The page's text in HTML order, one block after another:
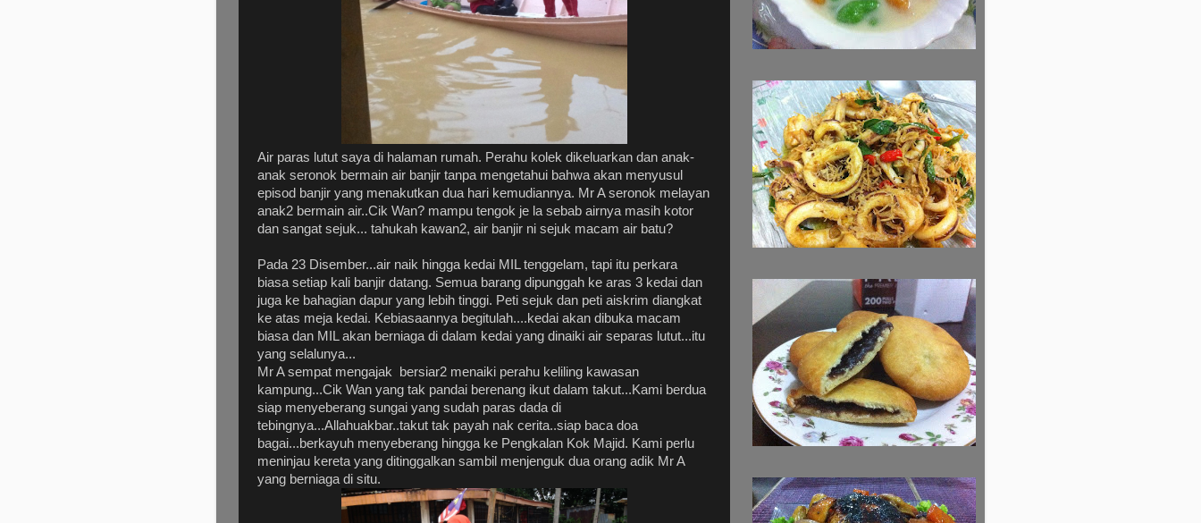
Air paras lutut saya di halaman rumah. Perahu kolek dikeluarkan dan anak-
anak seronok bermain air banjir tanpa mengetahui bahwa akan menyusul
episod banjir yang menakutkan dua hari kemudiannya. Mr A seronok melayan
anak2 bermain air..Cik Wan? mampu tengok je la sebab airnya masih kotor
dan sangat sejuk... tahukah kawan2, air banjir ni sejuk macam air batu?
Pada 23 Disember...air naik hingga kedai MIL tenggelam, tapi itu perkara
biasa setiap kali banjir datang. Semua barang dipunggah ke aras 3 kedai dan
juga ke bahagian dapur yang lebih tinggi. Peti sejuk dan peti aiskrim diangkat
ke atas meja kedai. Kebiasaannya begitulah....kedai akan dibuka macam
biasa dan MIL akan berniaga di dalam kedai yang dinaiki air separas lutut...itu
yang selalunya...
Mr A sempat mengajak bersiar2 menaiki perahu keliling kawasan
kampung...Cik Wan yang tak pandai berenang ikut dalam takut...Kami berdua
siap menyeberang sungai yang sudah paras dada di
tebingnya...Allahuakbar..takut tak payah nak cerita..siap baca doa
bagai...berkayuh menyeberang hingga ke Pengkalan Kok Majid. Kami perlu
meninjau kereta yang ditinggalkan sambil menjenguk dua orang adik Mr A
yang berniaga di situ.